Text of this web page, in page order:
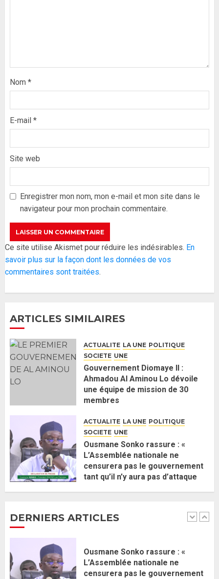
Nom *
E-mail *
Site web
Enregistrer mon nom, mon e-mail et mon site dans le
navigateur pour mon prochain commentaire.
Ce site utilise Akismet pour réduire les indésirables. En
savoir plus sur la façon dont les données de vos
commentaires sont traitées.
ARTICLES SIMILAIRES
ACTUALITE LA UNE POLITIQUE
SOCIETE UNE
Gouvernement Diomaye II :
Ahmadou Al Aminou Lo dévoile
une équipe de mission de 30
membres
ACTUALITE LA UNE POLITIQUE
SOCIETE UNE
Ousmane Sonko rassure : «
L’Assemblée nationale ne
censurera pas le gouvernement
tant qu’il n’y aura pas d’attaque
DERNIERS ARTICLES
Formation du nouveau
ses lignes rouges et met en
garde ses responsables
26 MAI 2026 0
4
Réintégration de Sonko à
l’Assemblée nationale : Adji
Mergane Kanouté défend la
5
J’espère me tromper »
26 MAI 2026
1
Gouvernement Diomaye II :
une équipe de mission de 30
membres
2 JUIN 2026 0
2
Ousmane Sonko rassure : «
politique contre Pastef »
Formation du nouveau
gouvernement : PASTEF pose
ses lignes rouges et met en